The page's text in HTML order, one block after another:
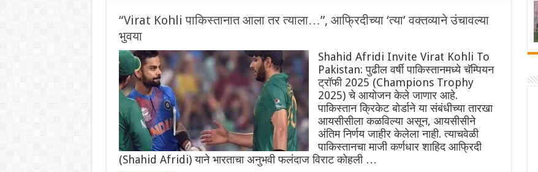
“Virat Kohli पाकिस्तानात आला तर त्याला…”, आफ्रिदीच्या ‘त्या’ वक्तव्याने उंचावल्या
भुवया
Shahid Afridi Invite Virat Kohli To
Pakistan: पुढील वर्षी पाकिस्तानमध्ये चॅम्पियन
ट्रॉफी 2025 (Champions Trophy
2025) चे आयोजन केले जाणार आहे.
पाकिस्तान क्रिकेट बोर्डाने या संबंधीच्या तारखा
आयसीसीला कळविल्या असून, आयसीसीने
अंतिम निर्णय जाहीर केलेला नाही. त्याचवेळी
पाकिस्तानचा माजी कर्णधार शाहिद आफ्रिदी
(Shahid Afridi) याने भारताचा अनुभवी फलंदाज विराट कोहली …